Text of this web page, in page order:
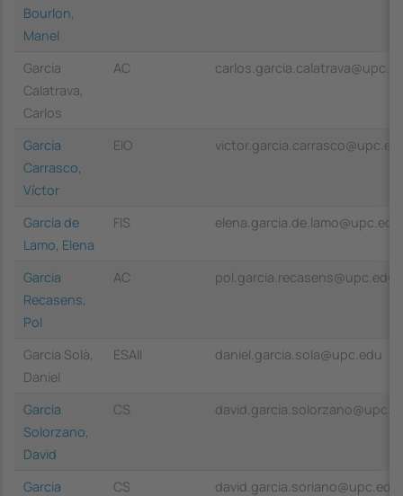
Bourlon,
Manel
Garcia
Calatrava,
Carlos
AC
García
Carrasco,
Víctor
EIO
Garcia de
Lamo, Elena
FIS elena.garcia.de.lamo@upc.edu
Garcia
Recasens,
Pol
AC pol.garcia.recasens@upc.edu
Garcia Solà,
Daniel
ESAII daniel.garcia.sola@upc.edu
Garcia
Solorzano,
David
CS
Garcia
CS david.garcia.soriano@upc.edu